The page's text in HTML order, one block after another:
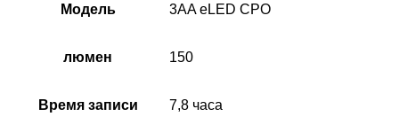
Модель 3AA eLED CPO
люмен 150
Время записи 7,8 часа